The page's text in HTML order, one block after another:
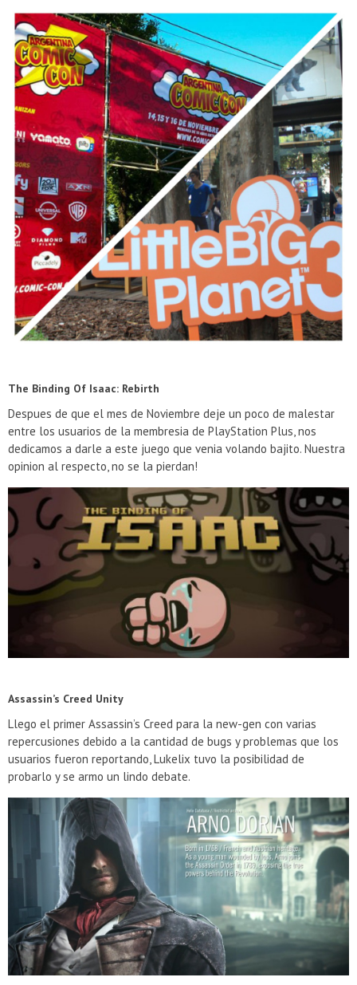
The Binding Of Isaac: Rebirth
Despues de que el mes de Noviembre deje un poco de malestar
entre los usuarios de la membresia de PlayStation Plus, nos
dedicamos a darle a este juego que venia volando bajito. Nuestra
opinion al respecto, no se la pierdan!
Assassin’s Creed Unity
Llego el primer Assassin’s Creed para la new-gen con varias
repercusiones debido a la cantidad de bugs y problemas que los
usuarios fueron reportando, Lukelix tuvo la posibilidad de
probarlo y se armo un lindo debate.